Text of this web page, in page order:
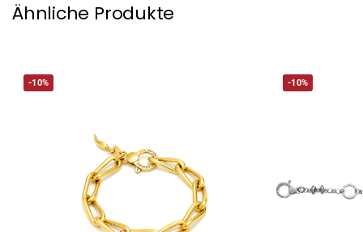
Ähnliche Produkte
-10% -10%